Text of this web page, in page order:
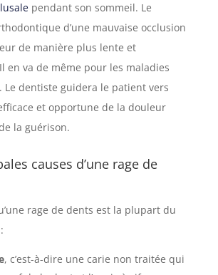
pendant son sommeil. Le
d’une mauvaise occlusion
de manière plus lente et
en va de même pour les maladies
Le dentiste guidera le patient vers
et opportune de la douleur
la guérison.
causes d’une rage de
rage de dents est la plupart du
, c’est-à-dire une carie non traitée qui